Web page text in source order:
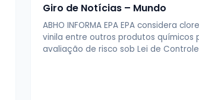
Giro de Notícias – Mundo
ABHO INFORMA EPA EPA considera
vinila entre outros produtos químicos
avaliação de risco sob Lei de